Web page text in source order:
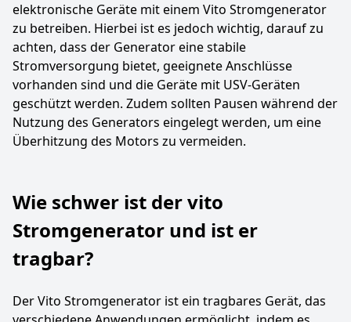
elektronische Geräte mit einem Vito Stromgenerator
zu betreiben. Hierbei ist es jedoch wichtig, darauf zu
achten, dass der Generator eine stabile
Stromversorgung bietet, geeignete Anschlüsse
vorhanden sind und die Geräte mit USV-Geräten
geschützt werden. Zudem sollten Pausen während der
Nutzung des Generators eingelegt werden, um eine
Überhitzung des Motors zu vermeiden.
Wie schwer ist der vito
Stromgenerator und ist er
tragbar?
Der Vito Stromgenerator ist ein tragbares Gerät, das